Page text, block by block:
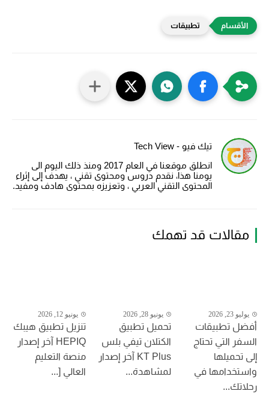
تطبيقات
تيك فيو - Tech View
انطلق موقعنا في العام 2017 ومنذ ذلك اليوم الى
يومنا هذا، نقدم دروس ومحتوى تقني ، يهدف إلى إثراء
المحتوى التقني العربي ، وتعزيزه بمحتوى هادف ومفيد.
مقالات قد تهمك
يوليو 23, 2026
أفضل تطبيقات
السفر التي تحتاج
إلى تحميلها
واستخدامها في
رحلاتك...
يونيو 28, 2026
تحميل تطبيق
الكتلان تيفي بلس
KT Plus آخر إصدار
لمشاهدة...
يونيو 12, 2026
تنزيل تطبيق هيبك
HEPIQ آخر إصدار
منصة التعليم
العالي [...